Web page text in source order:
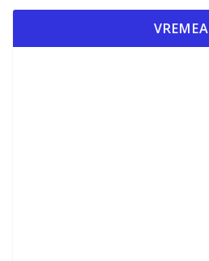
VREMEA